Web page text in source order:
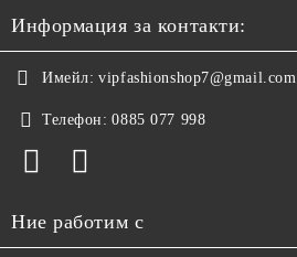
Информация за контакти:
Имейл: vipfashionshop7@gmail.com
Телефон: 0885 077 998
Ние работим с